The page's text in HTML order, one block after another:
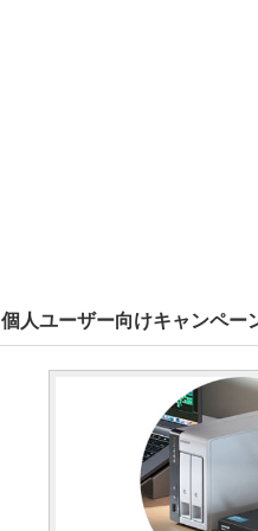
個人ユーザー向けキャンペー